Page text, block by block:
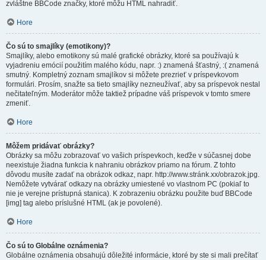
zvláštne BBCode značky, ktoré môžu HTML nahradiť.
Hore
Čo sú to smajlíky (emotikony)?
Smajlíky, alebo emotikony sú malé grafické obrázky, ktoré sa používajú k
vyjadreniu emócií použitím malého kódu, napr. :) znamená šťastný, :( znamená
smutný. Kompletný zoznam smajlíkov si môžete prezrieť v príspevkovom
formulári. Prosím, snažte sa tieto smajlíky nezneužívať, aby sa príspevok nestal
nečitateľným. Moderátor môže taktiež prípadne váš príspevok v tomto smere
zmeniť.
Hore
Môžem pridávať obrázky?
Obrázky sa môžu zobrazovať vo vašich príspevkoch, keďže v súčasnej dobe
neexistuje žiadna funkcia k nahraniu obrázkov priamo na fórum. Z tohto
dôvodu musíte zadať na obrázok odkaz, napr. http://www.stránk.xx/obrazok.jpg.
Nemôžete vytvárať odkazy na obrázky umiestené vo vlastnom PC (pokiaľ to
nie je verejne prístupná stanica). K zobrazeniu obrázku použite buď BBCode
[img] tag alebo príslušné HTML (ak je povolené).
Hore
Čo sú to Globálne oznámenia?
Globálne oznámenia obsahujú dôležité informácie, ktoré by ste si mali prečítať